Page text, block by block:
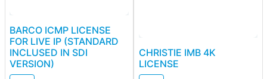
BARCO ICMP LICENSE
FOR LIVE IP (STANDARD
INCLUSED IN SDI
VERSION)
CHRISTIE IMB 4K
LICENSE